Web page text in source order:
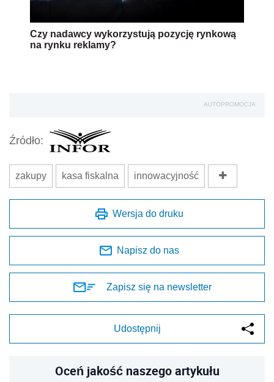
Czy nadawcy wykorzystują pozycję rynkową
na rynku reklamy?
AUTOPROMOCJA
Źródło:
zakupy kasa fiskalna innowacyjność
Wersja do druku
Napisz do nas
Zapisz się na newsletter
Udostępnij
Oceń jakość naszego artykułu